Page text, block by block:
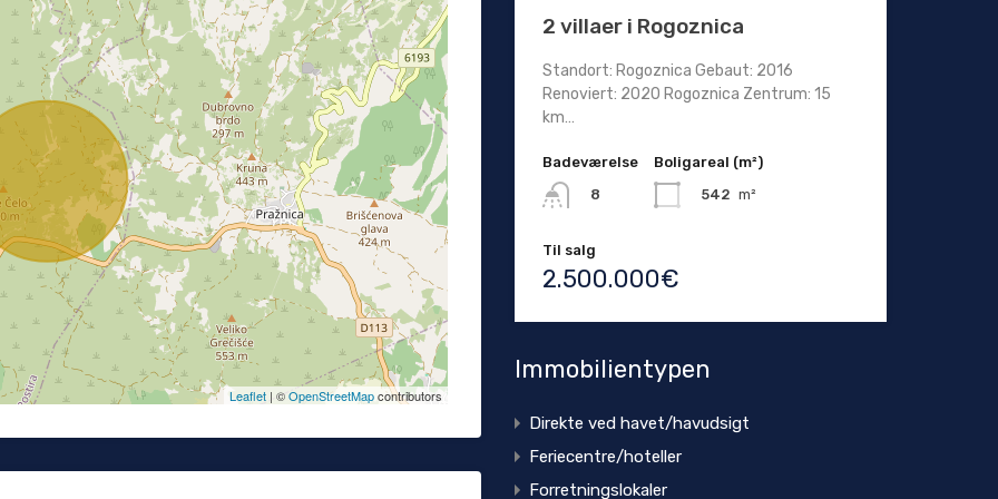
Leaflet| ©OpenStreetMapcontributors
2 villaer i Rogoznica
Standort: Rogoznica Gebaut: 2016
Renoviert: 2020 Rogoznica Zentrum: 15
km…
Badeværelse
8
Boligareal (m²)
542 m²
Til salg
2.500.000€
Immobilientypen
Direkte ved havet/havudsigt
Feriecentre/hoteller
Forretningslokaler